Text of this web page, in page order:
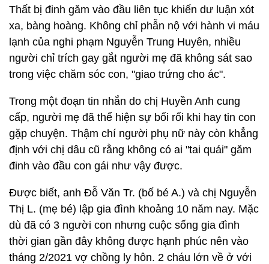
Thất bị đinh găm vào đầu liên tục khiến dư luận xót
xa, bàng hoàng. Không chỉ phẫn nộ với hành vi máu
lạnh của nghi phạm Nguyễn Trung Huyên, nhiều
người chỉ trích gay gắt người mẹ đã không sát sao
trong việc chăm sóc con, "giao trứng cho ác".
Trong một đoạn tin nhắn do chị Huyền Anh cung
cấp, người mẹ đã thể hiện sự bối rối khi hay tin con
gặp chuyện. Thậm chí người phụ nữ này còn khẳng
định với chị dâu cũ rằng không có ai "tai quái" găm
đinh vào đầu con gái như vậy được.
Được biết, anh Đỗ Văn Tr. (bố bé A.) và chị Nguyễn
Thị L. (mẹ bé) lập gia đình khoảng 10 năm nay. Mặc
dù đã có 3 người con nhưng cuộc sống gia đình
thời gian gần đây không được hạnh phúc nên vào
tháng 2/2021 vợ chồng ly hôn. 2 cháu lớn về ở với